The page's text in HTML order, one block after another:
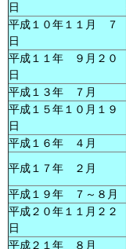
日
平成１０年１１月 ７
日
平成１１年 ９月２０
日
平成１３年 ７月
平成１５年１０月１９
日
平成１６年 ４月
平成１７年 ２月
平成１９年 ７～８月
平成２０年１１月２２
日
平成２１年 ８月